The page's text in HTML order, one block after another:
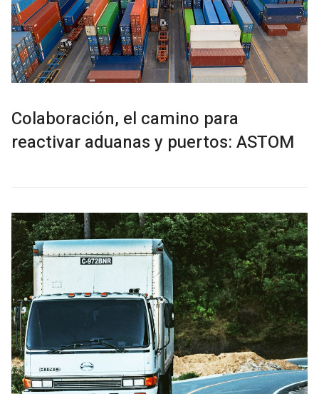
Colaboración, el camino para
reactivar aduanas y puertos: ASTOM